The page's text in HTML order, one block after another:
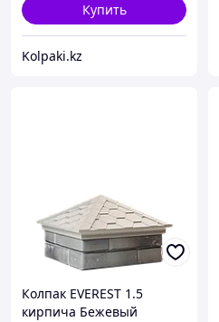
Купить
Kolpaki.kz
Колпак EVEREST 1.5
кирпича Бежевый